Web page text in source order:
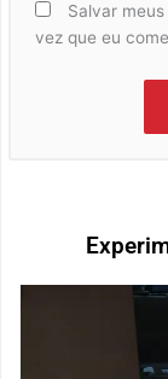
Salvar
vez que eu